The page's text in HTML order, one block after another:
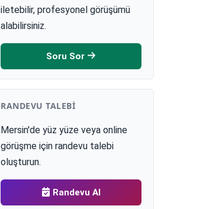
iletebilir, profesyonel görüşümü
alabilirsiniz.
Soru Sor
RANDEVU TALEBI
Mersin'de yüz yüze veya online
görüşme için randevu talebi
oluşturun.
Randevu Al